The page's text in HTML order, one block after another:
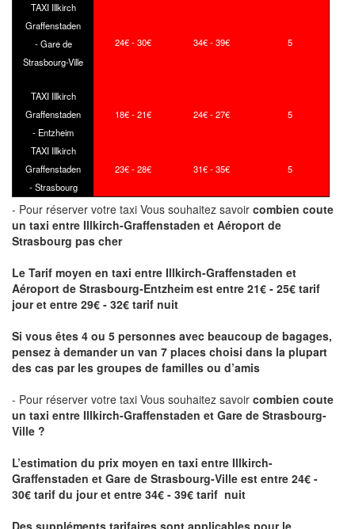
TAXI Illkirch
Graffenstaden
- Gare de
Strasbourg-Ville
24€ - 30€ 34€ - 39€ 5
TAXI Illkirch
Graffenstaden
- Entzheim
18€ - 21€ 24€ - 27€ 5
TAXI Illkirch
Graffenstaden
- Strasbourg
23€ - 28€ 31€ - 35€ 5
- Pour réserver votre taxi Vous souhaitez savoir combien coute
un taxi entre Illkirch-Graffenstaden et Aéroport de
Strasbourg pas cher
Le Tarif moyen en taxi entre Illkirch-Graffenstaden et
Aéroport de Strasbourg-Entzheim est entre 21€ - 25€ tarif
jour et entre 29€ - 32€ tarif nuit
Si vous êtes 4 ou 5 personnes avec beaucoup de bagages,
pensez à demander un van 7 places choisi dans la plupart
des cas par les groupes de familles ou d’amis
- Pour réserver votre taxi Vous souhaitez savoir combien coute
un taxi entre Illkirch-Graffenstaden et Gare de Strasbourg-
Ville ?
L’estimation du prix moyen en taxi entre Illkirch-
Graffenstaden et Gare de Strasbourg-Ville est entre 24€ -
30€ tarif du jour et entre 34€ - 39€ tarif nuit